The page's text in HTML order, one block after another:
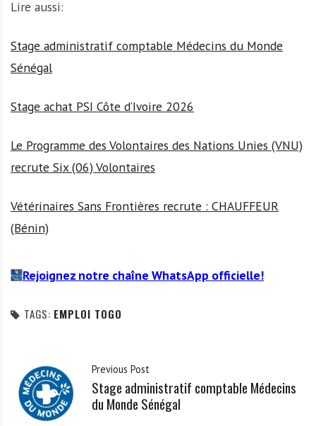
Lire aussi:
Stage administratif comptable Médecins du Monde
Sénégal
Stage achat PSI Côte d’Ivoire 2026
Le Programme des Volontaires des Nations Unies (VNU)
recrute Six (06) Volontaires
Vétérinaires Sans Frontières recrute : CHAUFFEUR
(Bénin)
Rejoignez notre chaîne WhatsApp officielle!
TAGS: EMPLOI TOGO
Previous Post
Stage administratif comptable Médecins
du Monde Sénégal